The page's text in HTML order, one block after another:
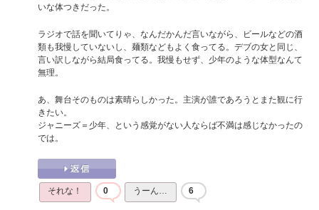
いな体つきだった。
ラジオで話を聞いてりゃ、なんだかんだ言いながら、ビールなどの酒
類も我慢していないし、麺類などもよく食ってる。デブの女と同じ、
言い訳しながら結局食ってる。我慢もせず、少年のような体型なんて
無理。
あ、舞台そのものは素晴らしかった。主演が誰であろうとまた観に行
きたい。
ジャニーズ＝少年、という感覚がない人ならば不満は感じなかったの
では。
それな！ 0 うーん… 6